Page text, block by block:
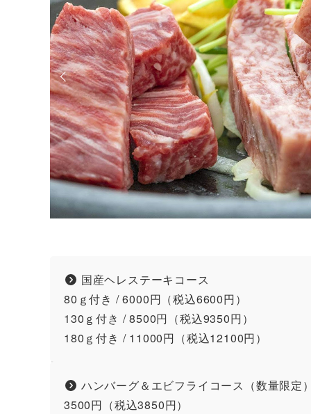
国産ヘレステーキコース
80ｇ付き / 6000円（税込6600円）
130ｇ付き / 8500円（税込9350円）
180ｇ付き / 11000円（税込12100円）
ハンバーグ＆エビフライコース（数量限定
3500円（税込3850円）